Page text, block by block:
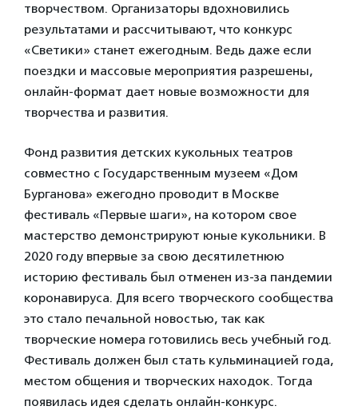
творчеством. Организаторы вдохновились
результатами и рассчитывают, что конкурс
«Светики» станет ежегодным. Ведь даже если
поездки и массовые мероприятия разрешены,
онлайн-формат дает новые возможности для
творчества и развития.
Фонд развития детских кукольных театров
совместно с Государственным музеем «Дом
Бурганова» ежегодно проводит в Москве
фестиваль «Первые шаги», на котором свое
мастерство демонстрируют юные кукольники. В
2020 году впервые за свою десятилетнюю
историю фестиваль был отменен из-за пандемии
коронавируса. Для всего творческого сообщества
это стало печальной новостью, так как
творческие номера готовились весь учебный год.
Фестиваль должен был стать кульминацией года,
местом общения и творческих находок. Тогда
появилась идея сделать онлайн-конкурс.